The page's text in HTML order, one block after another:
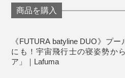
【チェアの起こし方・たた
メタルとコットンキャンバス
理想的なお供として人気に。
ヨーロッパでは「日曜日の代
わず問いかけてしまったほど
薪サウナを扱う会社の社員さ
レー」に変更となりました。
下記のお写真をご参考くださ
商品を購入
《FUTURA batyline DUO》プ
にも！宇宙飛行士の寝姿勢か
ア」｜Lafuma